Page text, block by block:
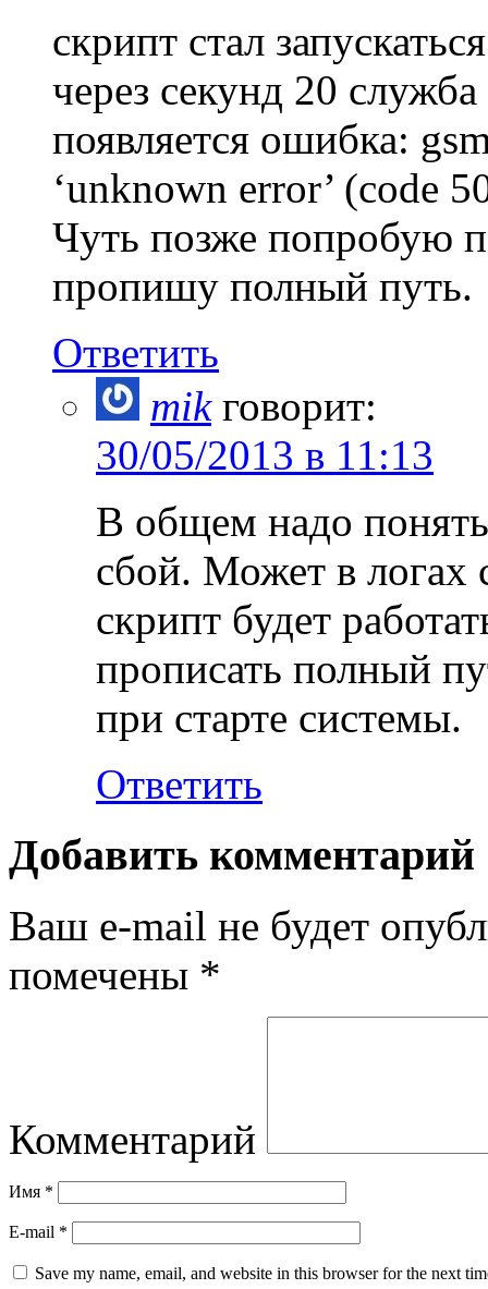
скрипт стал
через секунд 20
появляется ошибка:
‘unknown error’ (code
Чуть позже попробую
пропишу полный путь.
Ответить
mik говорит:
30/05/2013 в 11:13
В общем надо
сбой. Может в логах
скрипт будет
прописать полный
при старте системы.
Ответить
Добавить комментарий
Ваш e-mail не будет
помечены *
Комментарий
Имя *
E-mail *
Save my name, email, and website in this browser for the next